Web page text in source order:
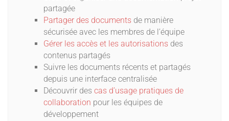
partagée
Partager des documents de manière
sécurisée avec les membres de l’équipe
Gérer les accès et les autorisations des
contenus partagés
Suivre les documents récents et partagés
depuis une interface centralisée
Découvrir des cas d’usage pratiques de
collaboration pour les équipes de
développement